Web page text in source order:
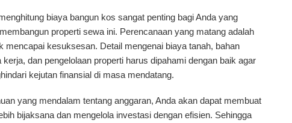
biaya bangun kos sangat penting bagi Anda yang
properti sewa ini. Perencanaan yang matang adalah
mencapai kesuksesan. Detail mengenai biaya tanah, bahan
kerja, dan pengelolaan properti harus dipahami dengan baik agar
kejutan finansial di masa mendatang.
yang mendalam tentang anggaran, Anda akan dapat membuat
bijaksana dan mengelola investasi dengan efisien. Sehingga